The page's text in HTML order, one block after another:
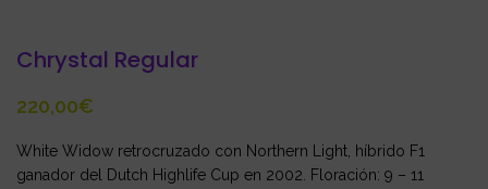
Chrystal Regular
€
White Widow retrocruzado con Northern Light, híbrido F1
ganador del Dutch Highlife Cup en 2002. Floración: 9 – 11